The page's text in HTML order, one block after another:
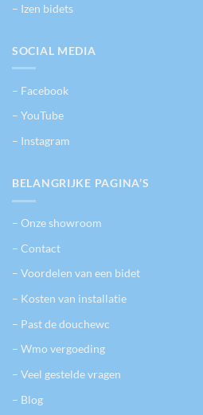
– Izen bidets
SOCIAL MEDIA
– Facebook
– YouTube
– Instagram
BELANGRIJKE PAGINA’S
– Onze showroom
– Contact
– Voordelen van een bidet
– Kosten van installatie
– Past de douchewc
– Wmo vergoeding
– Veel gestelde vragen
– Blog